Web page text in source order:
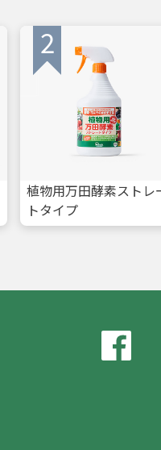
植物用万田酵素ストレ
トタイプ